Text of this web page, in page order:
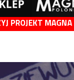
PROJEKT